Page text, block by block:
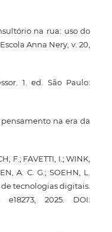
na rua: uso do
Anna Nery, v. 20,
1. ed. São Paulo:
na era da
F.; FAVETTI, I.; WINK,
A. C. G.; SOEHN, L.
tecnologias digitais.
2025. DOI: